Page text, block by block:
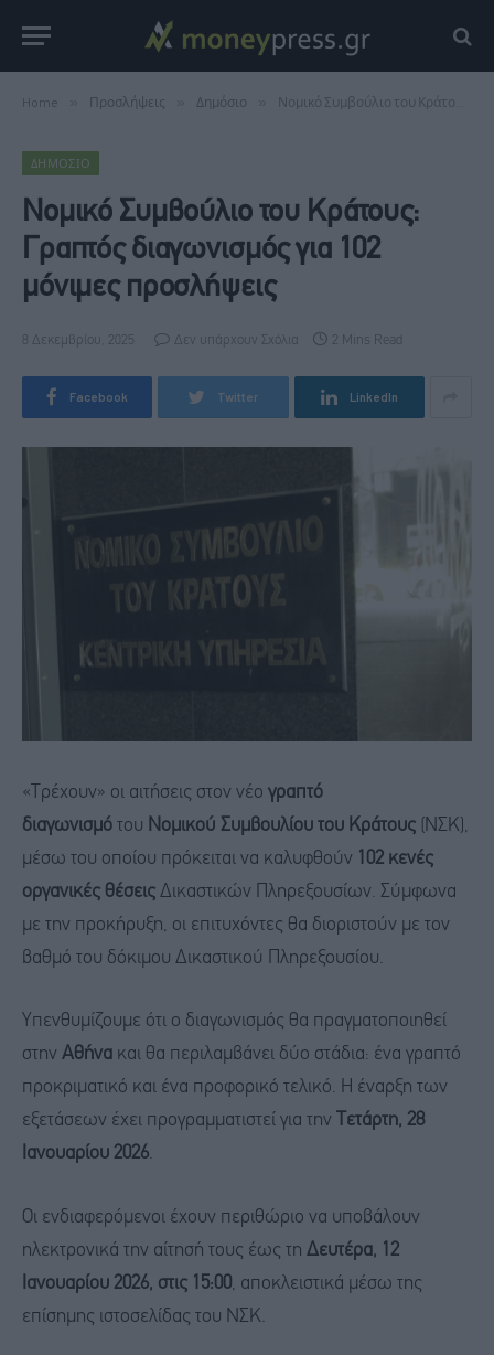
Home Προσλήψεις Δημόσιο Νομικό Συμβούλιο του Κράτους: Γραπτός διαγωνισμός για 102 μόνιμες προσλήψεις
ΔΗΜΌΣΙΟ
Νομικό Συμβούλιο του Κράτους:
Γραπτός διαγωνισμός για 102
μόνιμες προσλήψεις
8 Δεκεμβρίου, 2025 Δεν υπάρχουν Σχόλια 2 Mins Read
Facebook Twitter LinkedIn
«Τρέχουν» οι αιτήσεις στον νέο γραπτό
διαγωνισμό του Νομικού Συμβουλίου του Κράτους (ΝΣΚ),
μέσω του οποίου πρόκειται να καλυφθούν
102 κενές
οργανικές θέσεις Δικαστικών Πληρεξουσίων. Σύμφωνα
με την προκήρυξη, οι επιτυχόντες θα διοριστούν με τον
βαθμό του δόκιμου Δικαστικού Πληρεξουσίου.
Υπενθυμίζουμε ότι ο διαγωνισμός θα πραγματοποιηθεί
στην Αθήνα και θα περιλαμβάνει δύο στάδια: ένα γραπτό
προκριματικό και ένα προφορικό τελικό. Η έναρξη των
εξετάσεων έχει προγραμματιστεί για την
Τετάρτη, 28
Ιανουαρίου 2026.
Οι ενδιαφερόμενοι έχουν περιθώριο να υποβάλουν
ηλεκτρονικά την αίτησή τους έως τη Δευτέρα, 12
Ιανουαρίου 2026, στις 15:00, αποκλειστικά μέσω της
επίσημης ιστοσελίδας του ΝΣΚ.